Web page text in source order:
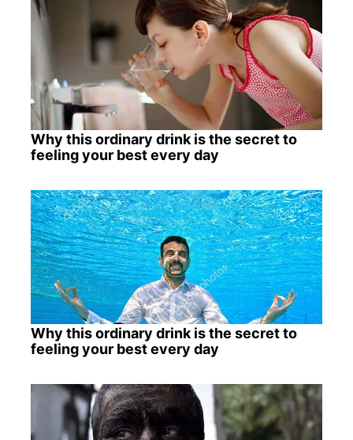
Why this ordinary drink is the secret to
feeling your best every day
Why this ordinary drink is the secret to
feeling your best every day